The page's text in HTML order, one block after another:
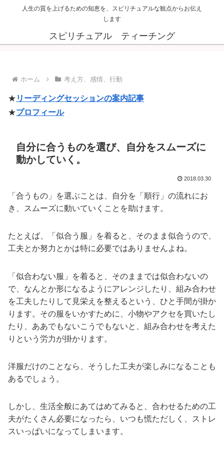
人生の質を上げるための知恵を、スピリチュアルな観点からお伝え
します
スピリチュアル ティーチング
ホーム 考え方、感情、行動
★ リーディングセッションの案内記事
★プロフィール
自分に合うものを選び、自分をスムーズに
動かしていく。
2018.03.30
「合うもの」を選ぶことは、自分を「順行」の流れにお
き、スムーズに動いていくことを助けます。
たとえば、「似合う服」を着ると、そのまま似合うので、
工夫とか努力とかは特に必要ではありませんよね。
「似合わない服」を着ると、そのままでは似合わないの
で、なんとか形になるようにアレンジしたり、組み合わせ
を工夫したりして見栄えを整えるという、ひと手間が掛か
ります。その服をいかすために、小物やアクセを買いたし
たり、ああでもないこうでもないと、組み合わせを考えた
りという労力が掛かります。
洋服だけのことなら、そうした工夫が楽しみになることも
あるでしょう。
しかし、生活全般にあてはめてみると、合わせるための工
夫がたくさん必要になったら、いつも慌ただしく、ストレ
スいっぱいになってしまいます。